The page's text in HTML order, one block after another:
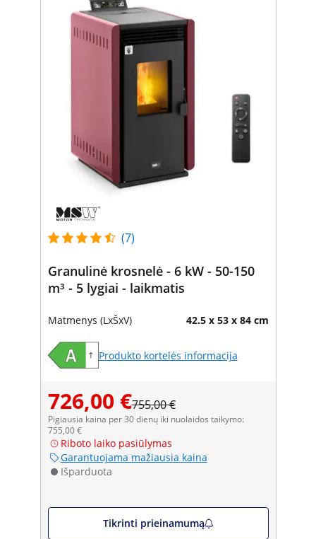
(7)
Granulinė krosnelė - 6 kW - 50-150
m³ - 5 lygiai - laikmatis
Matmenys (LxŠxV) 42.5 x 53 x 84 cm
Produkto kortelės informacija
726,00 €755,00 €
Pigiausia kaina per 30 dienų iki nuolaidos taikymo:
755,00 €
Riboto laiko pasiūlymas
Garantuojama mažiausia kaina
Išparduota
Tikrinti prieinamumą